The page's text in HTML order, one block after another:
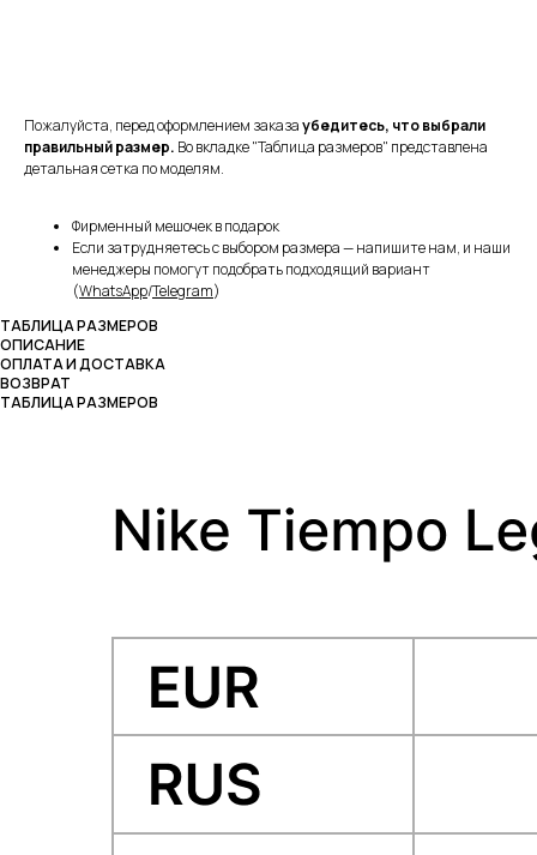
Пожалуйста, перед оформлением заказаубедитесь, что выбрали
правильный размер. Во вкладке "Таблица размеров" представлена
детальная сетка по моделям.
Фирменный мешочек в подарок
Если затрудняетесь с выбором размера — напишите нам, и наши
менеджеры помогут подобрать подходящий вариант
(WhatsApp/Telegram)
ТАБЛИЦА РАЗМЕРОВ
ОПИСАНИЕ
ОПЛАТА И ДОСТАВКА
ВОЗВРАТ
ТАБЛИЦА РАЗМЕРОВ